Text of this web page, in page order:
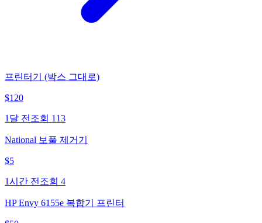
프린터기 (박스 그대로)
$120
1달 전 조회 113
National 보풀 제거기
$5
1시간 전 조회 4
HP Envy 6155e 복합기 프린터